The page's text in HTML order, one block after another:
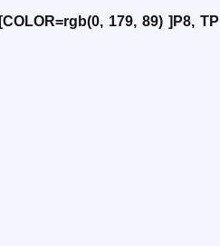
[COLOR=rgb(0, 179, 89) ]P8, TP